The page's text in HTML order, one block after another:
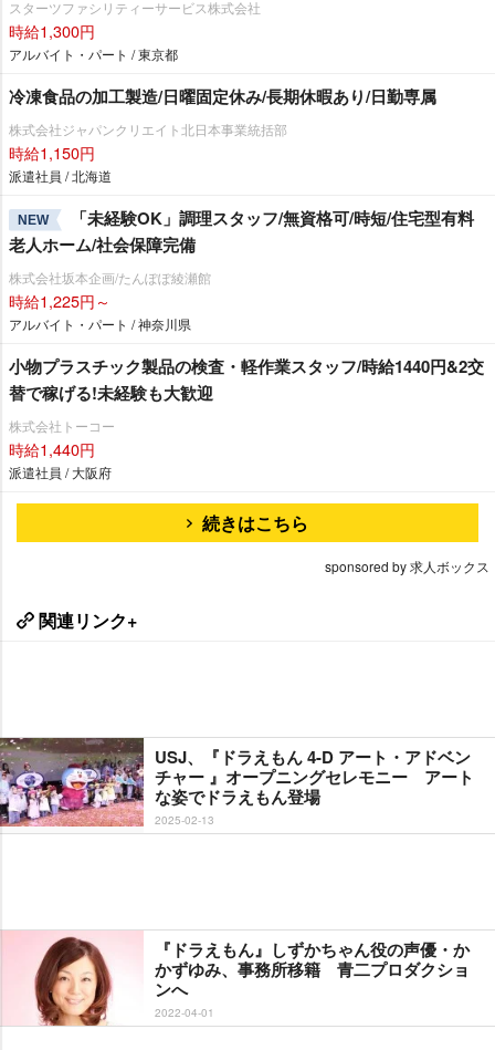
スターツファシリティーサービス株式会社
時給1,300円
アルバイト・パート / 東京都
冷凍食品の加工製造/日曜固定休み/長期休暇あり/日勤専属
株式会社ジャパンクリエイト北日本事業統括部
時給1,150円
派遣社員 / 北海道
NEW
「未経験OK」調理スタッフ/無資格可/時短/住宅型有料
老人ホーム/社会保障完備
株式会社坂本企画/たんぽぽ綾瀬館
時給1,225円～
アルバイト・パート / 神奈川県
小物プラスチック製品の検査・軽作業スタッフ/時給1440円&2交
替で稼げる!未経験も大歓迎
株式会社トーコー
時給1,440円
派遣社員 / 大阪府
続きはこちら
sponsored by 求人ボックス
関連リンク+
USJ、『ドラえもん 4-D アート・アドベン
チャー 』オープニングセレモニー アート
な姿でドラえもん登場
2025-02-13
『ドラえもん』しずかちゃん役の声優・か
かずゆみ、事務所移籍 青二プロダクショ
ンへ
2022-04-01